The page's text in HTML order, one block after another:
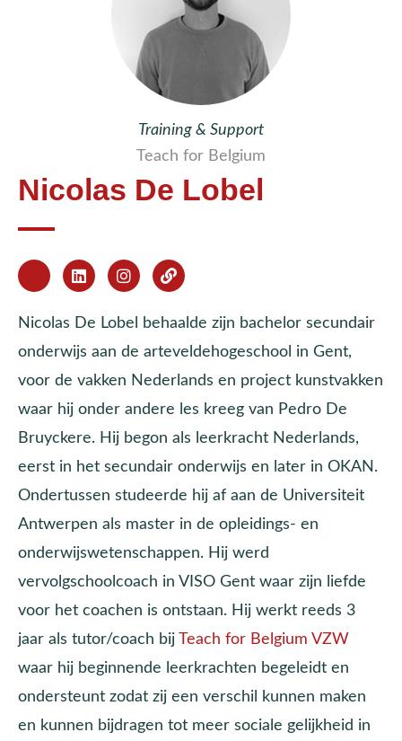
Training & Support
Teach for Belgium
Nicolas De Lobel
Nicolas De Lobel behaalde zijn bachelor secundair
onderwijs aan de arteveldehogeschool in Gent,
voor de vakken Nederlands en project kunstvakken
waar hij onder andere les kreeg van Pedro De
Bruyckere. Hij begon als leerkracht Nederlands,
eerst in het secundair onderwijs en later in OKAN.
Ondertussen studeerde hij af aan de Universiteit
Antwerpen als master in de opleidings- en
onderwijswetenschappen. Hij werd
vervolgschoolcoach in VISO Gent waar zijn liefde
voor het coachen is ontstaan. Hij werkt reeds 3
jaar als tutor/coach bij Teach for Belgium VZW
waar hij beginnende leerkrachten begeleidt en
ondersteunt zodat zij een verschil kunnen maken
en kunnen bijdragen tot meer sociale gelijkheid in